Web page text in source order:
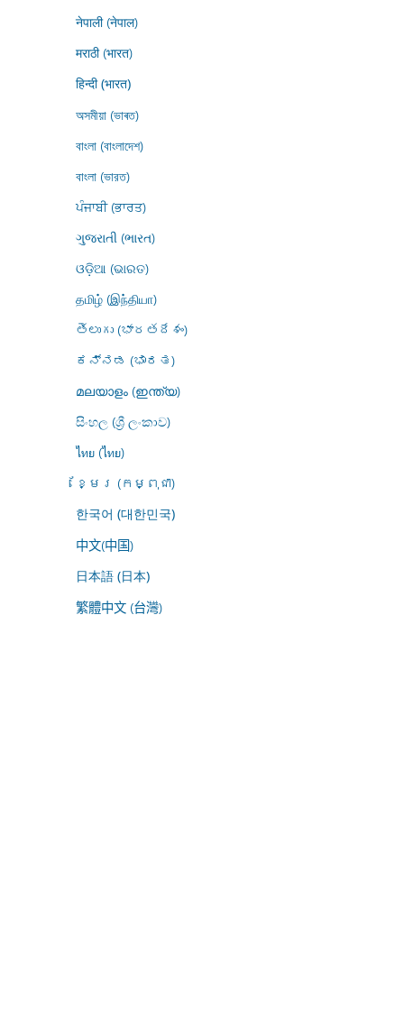
नेपाली (नेपाल)
मराठी (भारत)
हिन्दी (भारत)
অসমীয়া (ভাৰত)
বাংলা (বাংলাদেশ)
বাংলা (ভারত)
ਪੰਜਾਬੀ (ਭਾਰਤ)
ગુજરાતી (ભારત)
ଓଡ଼ିଆ (ଭାରତ)
தமிழ் (இந்தியா)
తెలుగు (భారతదేశం)
ಕನ್ನಡ (ಭಾರತ)
മലയാളം (ഇന്ത്യ)
සිංහල (ශ්‍රී ලංකාව)
ไทย (ไทย)
ខ្មែរ (កម្ពុជា)
한국어 (대한민국)
中文(中国)
日本語 (日本)
繁體中文 (台灣)